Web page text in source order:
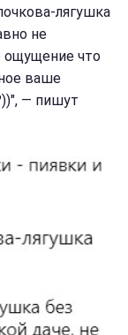
лягушка
не
ощущение что
ваше
— пишут